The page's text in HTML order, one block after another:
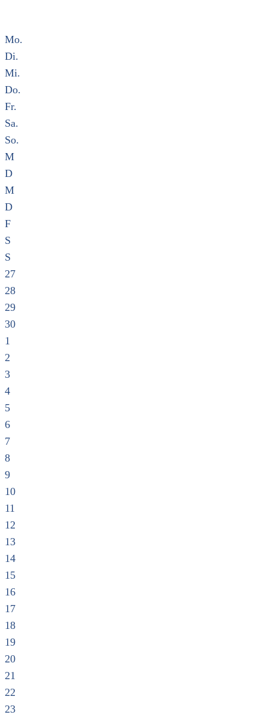
Mo.
Di.
Mi.
Do.
Fr.
Sa.
So.
M
D
M
D
F
S
S
27
28
29
30
1
2
3
4
5
6
7
8
9
10
11
12
13
14
15
16
17
18
19
20
21
22
23